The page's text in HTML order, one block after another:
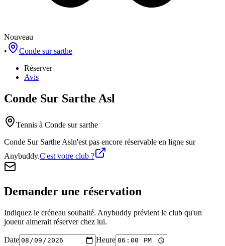
Nouveau
•
Conde sur sarthe
Réserver
Avis
Conde Sur Sarthe Asl
Tennis à Conde sur sarthe
Conde Sur Sarthe Asln'est pas encore réservable en ligne sur
Anybuddy.C'est votre club ?
Demander une réservation
Indiquez le créneau souhaité. Anybuddy prévient le club qu'un
joueur aimerait réserver chez lui.
Date Heure